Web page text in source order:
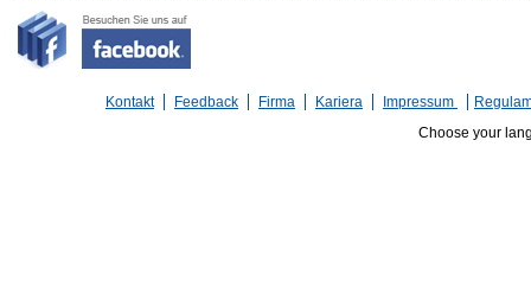
Kontakt Feedback Firma Kariera Impressum
Choose your